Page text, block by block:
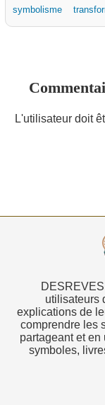
symbolisme
L'utilisateur doit
utilisateurs
explications de
comprendre les
partageant et
symboles,